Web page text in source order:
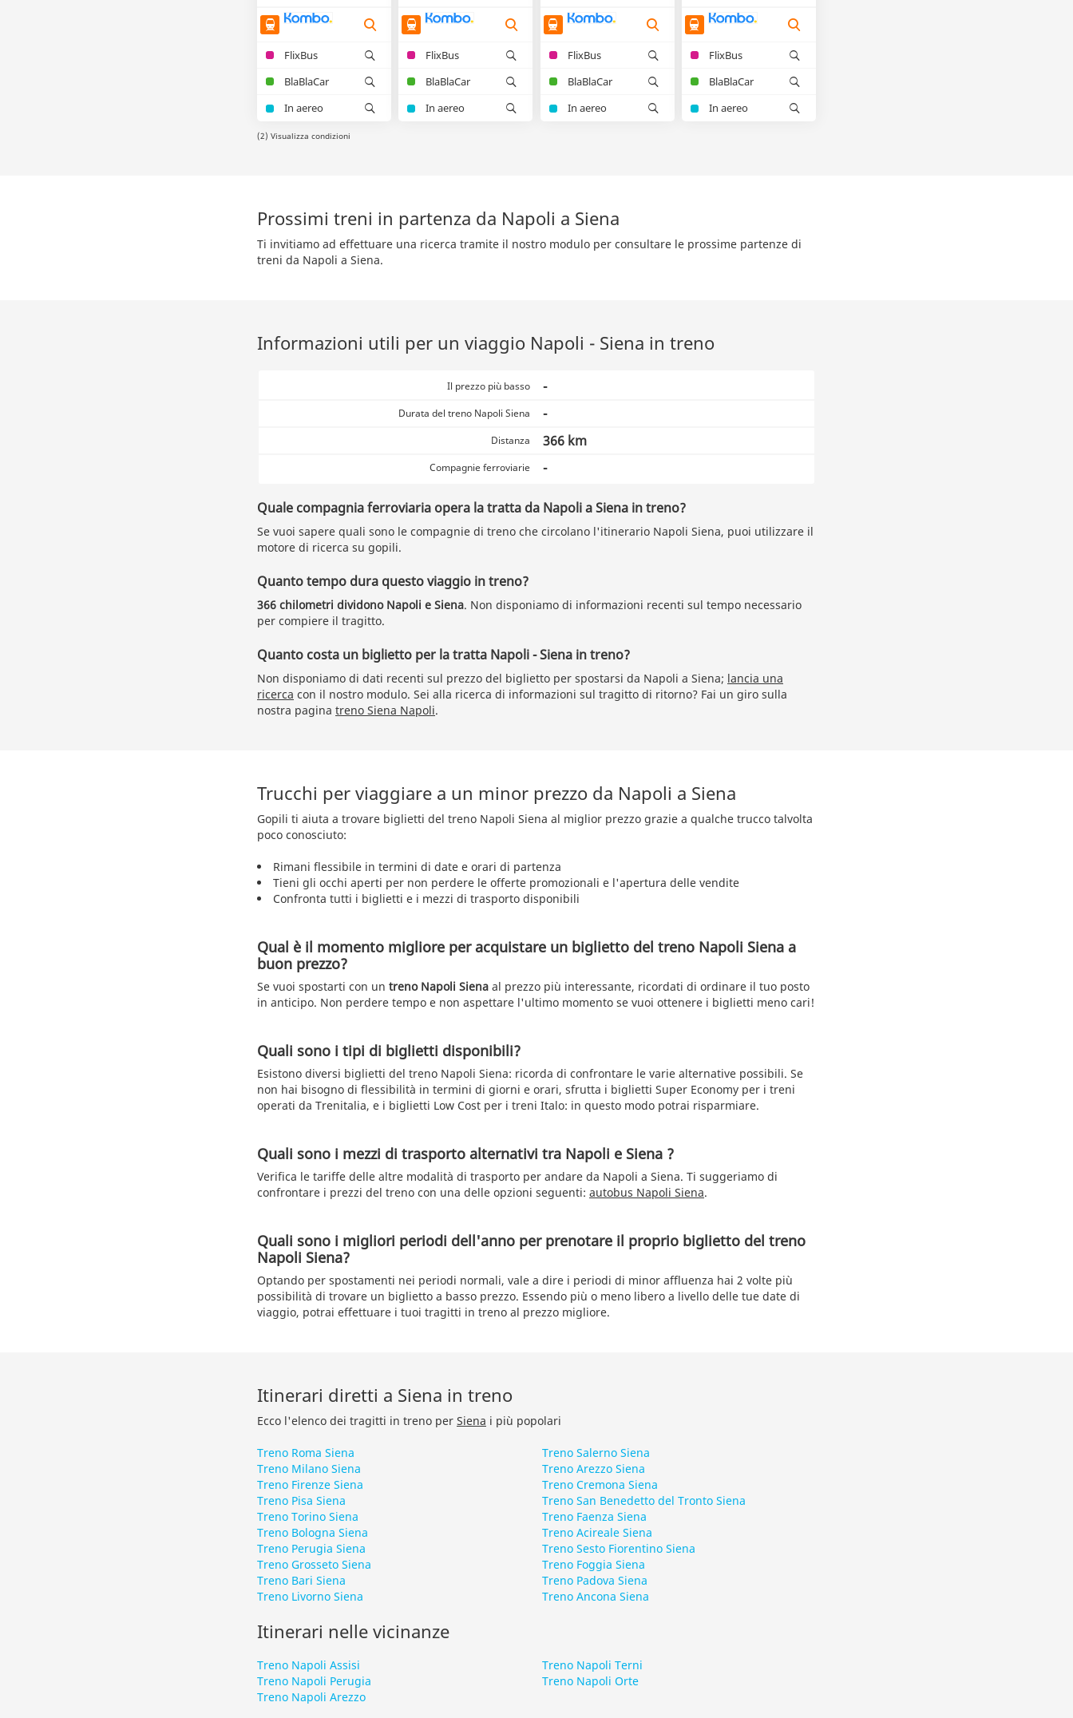
FlixBus
BlaBlaCar
In aereo
FlixBus
BlaBlaCar
In aereo
FlixBus
BlaBlaCar
In aereo
FlixBus
BlaBlaCar
In aereo
(2) Visualizza condizioni
Prossimi treni in partenza da Napoli a Siena
Ti invitiamo ad effettuare una ricerca tramite il nostro modulo per consultare le prossime partenze di
treni da Napoli a Siena.
Informazioni utili per un viaggio Napoli - Siena in treno
Il prezzo più basso -
Durata del treno Napoli Siena -
Distanza 366 km
Compagnie ferroviarie -
Quale compagnia ferroviaria opera la tratta da Napoli a Siena in treno?
Se vuoi sapere quali sono le compagnie di treno che circolano l'itinerario Napoli Siena, puoi utilizzare il
motore di ricerca su gopili.
Quanto tempo dura questo viaggio in treno?
366 chilometri dividono Napoli e Siena. Non disponiamo di informazioni recenti sul tempo necessario
per compiere il tragitto.
Quanto costa un biglietto per la tratta Napoli - Siena in treno?
Non disponiamo di dati recenti sul prezzo del biglietto per spostarsi da Napoli a Siena; lancia una
ricerca con il nostro modulo. Sei alla ricerca di informazioni sul tragitto di ritorno? Fai un giro sulla
nostra pagina treno Siena Napoli.
Trucchi per viaggiare a un minor prezzo da Napoli a Siena
Gopili ti aiuta a trovare biglietti del treno Napoli Siena al miglior prezzo grazie a qualche trucco talvolta
poco conosciuto:
Rimani flessibile in termini di date e orari di partenza
Tieni gli occhi aperti per non perdere le offerte promozionali e l'apertura delle vendite
Confronta tutti i biglietti e i mezzi di trasporto disponibili
Qual è il momento migliore per acquistare un biglietto del treno Napoli Siena a
buon prezzo?
Se vuoi spostarti con un treno Napoli Siena al prezzo più interessante, ricordati di ordinare il tuo posto
in anticipo. Non perdere tempo e non aspettare l'ultimo momento se vuoi ottenere i biglietti meno cari!
Quali sono i tipi di biglietti disponibili?
Esistono diversi biglietti del treno Napoli Siena: ricorda di confrontare le varie alternative possibili. Se
non hai bisogno di flessibilità in termini di giorni e orari, sfrutta i biglietti Super Economy per i treni
operati da Trenitalia, e i biglietti Low Cost per i treni Italo: in questo modo potrai risparmiare.
Quali sono i mezzi di trasporto alternativi tra Napoli e Siena ?
Verifica le tariffe delle altre modalità di trasporto per andare da Napoli a Siena. Ti suggeriamo di
confrontare i prezzi del treno con una delle opzioni seguenti: autobus Napoli Siena.
Quali sono i migliori periodi dell'anno per prenotare il proprio biglietto del treno
Napoli Siena?
Optando per spostamenti nei periodi normali, vale a dire i periodi di minor affluenza hai 2 volte più
possibilità di trovare un biglietto a basso prezzo. Essendo più o meno libero a livello delle tue date di
viaggio, potrai effettuare i tuoi tragitti in treno al prezzo migliore.
Itinerari diretti a Siena in treno
Ecco l'elenco dei tragitti in treno per Siena i più popolari
Treno Roma Siena
Treno Milano Siena
Treno Firenze Siena
Treno Pisa Siena
Treno Torino Siena
Treno Bologna Siena
Treno Perugia Siena
Treno Grosseto Siena
Treno Bari Siena
Treno Livorno Siena
Treno Salerno Siena
Treno Arezzo Siena
Treno Cremona Siena
Treno San Benedetto del Tronto Siena
Treno Faenza Siena
Treno Acireale Siena
Treno Sesto Fiorentino Siena
Treno Foggia Siena
Treno Padova Siena
Treno Ancona Siena
Itinerari nelle vicinanze
Treno Napoli Assisi
Treno Napoli Perugia
Treno Napoli Arezzo
Treno Napoli Terni
Treno Napoli Orte